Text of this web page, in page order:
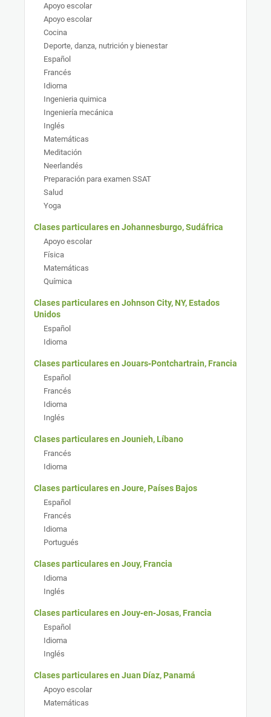
Apoyo escolar
Apoyo escolar
Cocina
Deporte, danza, nutrición y bienestar
Español
Francés
Idioma
Ingenieria quimica
Ingeniería mecánica
Inglés
Matemáticas
Meditación
Neerlandés
Preparación para examen SSAT
Salud
Yoga
Clases particulares en Johannesburgo, Sudáfrica
Apoyo escolar
Física
Matemáticas
Química
Clases particulares en Johnson City, NY, Estados
Unidos
Español
Idioma
Clases particulares en Jouars‑Pontchartrain, Francia
Español
Francés
Idioma
Inglés
Clases particulares en Jounieh, Líbano
Francés
Idioma
Clases particulares en Joure, Países Bajos
Español
Francés
Idioma
Portugués
Clases particulares en Jouy, Francia
Idioma
Inglés
Clases particulares en Jouy‑en‑Josas, Francia
Español
Idioma
Inglés
Clases particulares en Juan Díaz, Panamá
Apoyo escolar
Matemáticas